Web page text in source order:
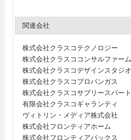
関連会社
株式会社クラスコテクノロジー
株式会社クラスココンサルファーム
株式会社クラスコデザインスタジオ
株式会社クラスコプロパンガス
株式会社クラスコサブリースパー
有限会社クラスコギャランティ
ヴィトリン・メディア株式会社
株式会社フロンティアホーム
株式会社フロンティアバックス